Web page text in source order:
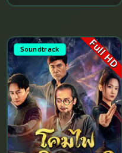
Soundtrack Full HD